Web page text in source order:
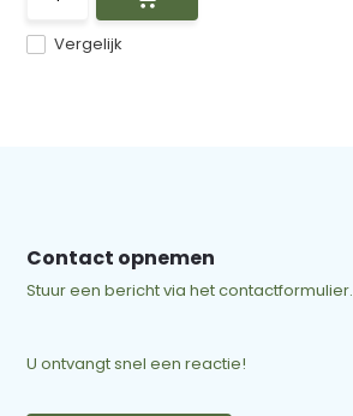
Vergelijk
Contact opnemen
Stuur een bericht via het contactformulier.
U ontvangt snel een reactie!